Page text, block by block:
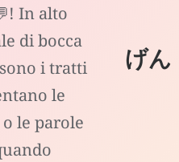
In alto
di bocca
i tratti
le
le parole
げん